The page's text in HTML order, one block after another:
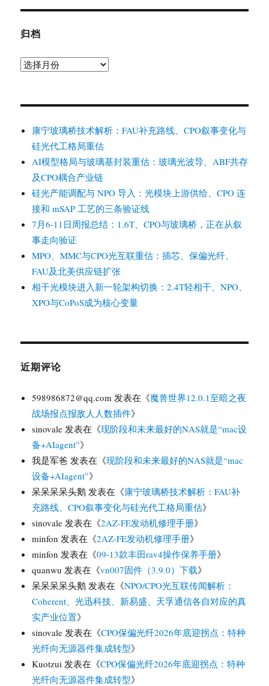
归档
归
康宁玻璃桥技术解析：FAU补充路线、CPO叙事变化与
硅光代工格局重估
AI模型格局与玻璃基封装重估：玻璃光波导、ABF共存
及CPO耦合产业链
硅光产能调配与 NPO 导入：光模块上游供给、CPO 连
接和 mSAP 工艺的三条验证线
7月6-11日周报总结：1.6T、CPO与玻璃桥，正在从叙
事走向验证
MPO、MMC与CPO光互联重估：插芯、保偏光纤、
FAU及北美供应链扩张
相干光模块进入新一轮架构切换：2.4T轻相干、NPO、
XPO与CoPoS成为核心变量
近期评论
598986872@qq.com 发表在《魔兽世界12.0.1至暗之夜
战场报点报敌人人数插件》
sinovale 发表在《现阶段和未来最好的NAS就是“mac设
备+AIagent”》
我是军爸 发表在《现阶段和未来最好的NAS就是“mac
设备+AIagent”》
呆呆呆呆头鹅 发表在《康宁玻璃桥技术解析：FAU补
充路线、CPO叙事变化与硅光代工格局重估》
sinovale 发表在《2AZ-FE发动机修理手册》
minfon 发表在《2AZ-FE发动机修理手册》
minfon 发表在《09-13款丰田rav4操作保养手册》
quanwu 发表在《vn007固件（3.9.0）下载》
呆呆呆呆头鹅 发表在《NPO/CPO光互联传闻解析：
Coherent、光迅科技、新易盛、天孚通信各自对应的真
实产业位置》
sinovale 发表在《CPO保偏光纤2026年底迎拐点：特种
光纤向无源器件集成转型》
Kuotzui 发表在《CPO保偏光纤2026年底迎拐点：特种
光纤向无源器件集成转型》